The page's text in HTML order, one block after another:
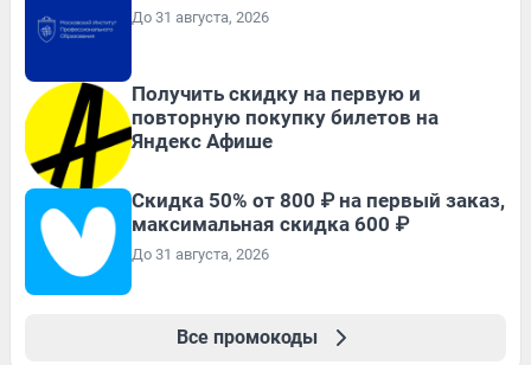
До 31 августа, 2026
Получить скидку на первую и
повторную покупку билетов на
Яндекс Афише
Скидка 50% от 800 ₽ на первый заказ,
максимальная скидка 600 ₽
До 31 августа, 2026
Все промокоды